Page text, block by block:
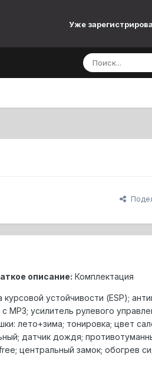
Уже
описание: Комплектация
устойчивости (ESP);
MP3; усилитель рулевого
лето+зима; тонировка; цвет
датчик дождя;
центральный замок; обогрев